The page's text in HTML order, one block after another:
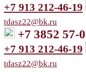
+7 913 212-46-19
tdasz22@bk.ru
+7 3852 57-
+7 913 212-46-19
tdasz22@bk.ru